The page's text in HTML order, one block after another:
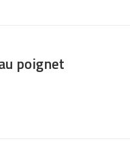
poignet